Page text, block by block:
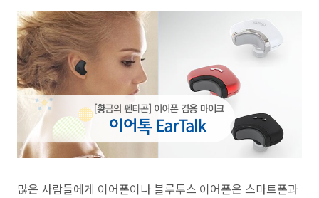
많은 사람들에게 이어폰이나 블루투스 이어폰은 스마트폰과